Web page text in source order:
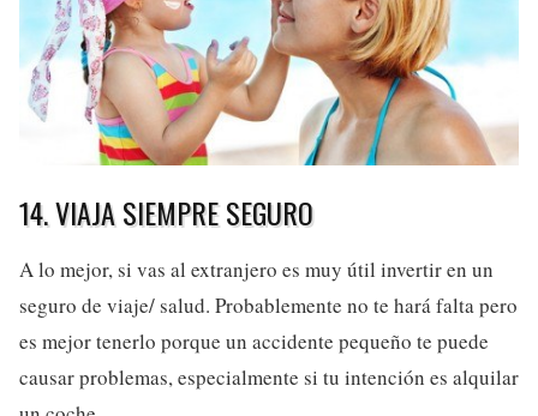
14. VIAJA SIEMPRE SEGURO
A lo mejor, si vas al extranjero es muy útil invertir en un
seguro de viaje/ salud. Probablemente no te hará falta pero
es mejor tenerlo porque un accidente pequeño te puede
causar problemas, especialmente si tu intención es alquilar